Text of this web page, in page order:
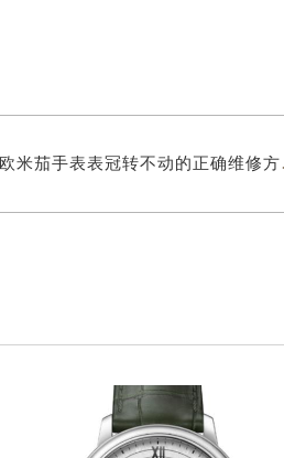
欧米茄手表表冠转不动的正确维修方法是什么？